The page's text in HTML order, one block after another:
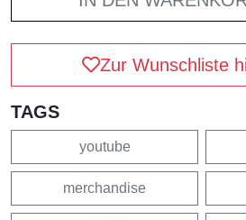
Zur Wunschliste
TAGS
youtube
merchandise